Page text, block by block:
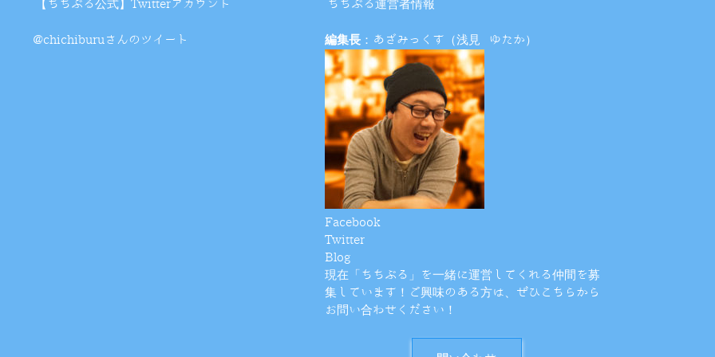
【ちちぶる公式】Twitterアカウント
@chichiburuさんのツイート
ちちぶる運営者情報
編集長 ：あざみっくす（浅見 ゆたか）
Facebook
Twitter
Blog
現在「ちちぶる」を一緒に運営してくれる仲間を募
集しています！ご興味のある方は、ぜひこちらから
お問い合わせください！